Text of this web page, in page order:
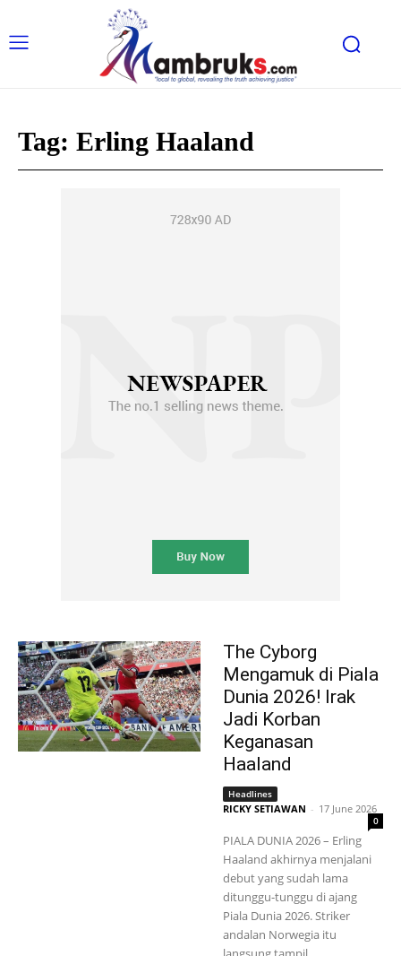
Tag: Erling Haaland
The Cyborg
Mengamuk di Piala
Dunia 2026! Irak
Jadi Korban
Keganasan
Haaland
Headlines
RICKY SETIAWAN - 17 June 2026
0
PIALA DUNIA 2026 – Erling
Haaland akhirnya menjalani
debut yang sudah lama
ditunggu-tunggu di ajang
Piala Dunia 2026. Striker
andalan Norwegia itu